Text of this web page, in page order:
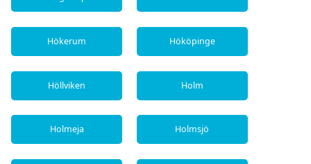
Hökerum Hököpinge
Höllviken Holm
Holmeja Holmsjö